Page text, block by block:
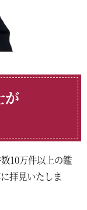
が
10万件以上の鑑
拝見いたしま